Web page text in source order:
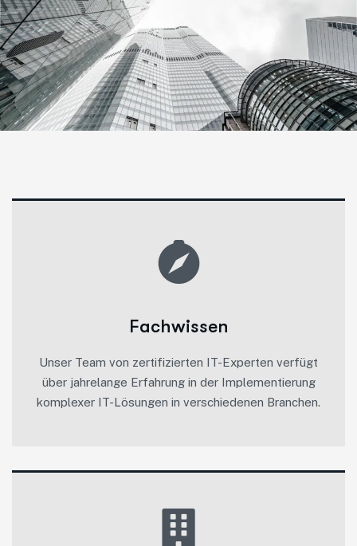
Fachwissen
Unser Team von zertifizierten IT-Experten verfügt
über jahrelange Erfahrung in der Implementierung
komplexer IT-Lösungen in verschiedenen Branchen.